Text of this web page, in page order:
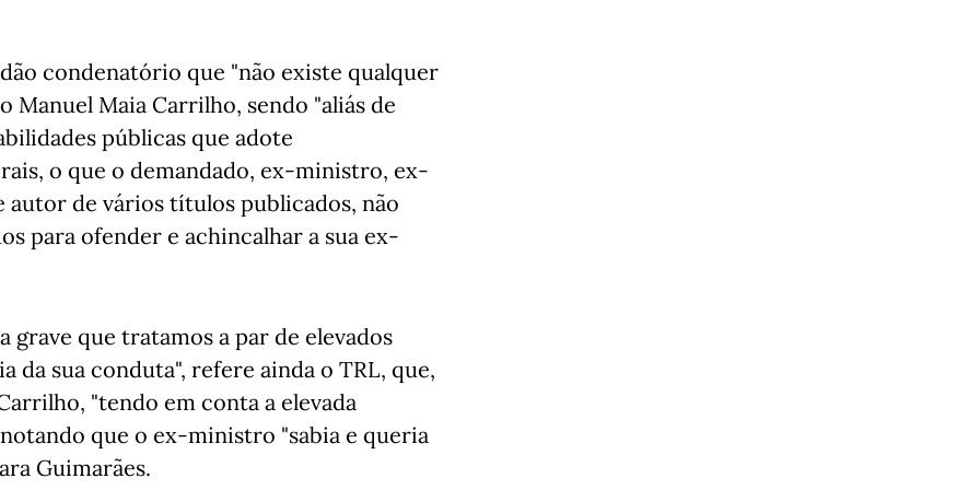
condenatório que "não existe qualquer
Manuel Maia Carrilho, sendo "aliás de
públicas que adote
o que o demandado, ex-ministro, ex-
de vários títulos publicados, não
para ofender e achincalhar a sua ex-
grave que tratamos a par de elevados
da sua conduta", refere ainda o TRL, que,
"tendo em conta a elevada
que o ex-ministro "sabia e queria
Guimarães.